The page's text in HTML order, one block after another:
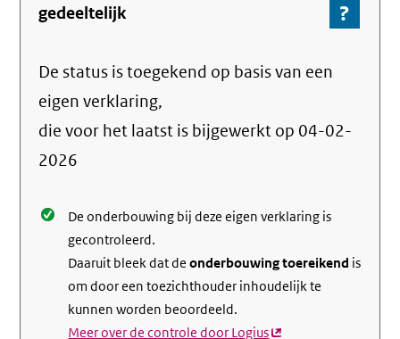
gedeeltelijk
?
Ga
over
De status is toegekend op basis van een
eigen verklaring,
die voor het laatst is bijgewerkt op 04-02-
2026
De onderbouwing bij deze eigen verklaring is
gecontroleerd.
Daaruit bleek dat deonderbouwing toereikend is
om door een toezichthouder inhoudelijk te
kunnen worden beoordeeld.
Meer over de controle door Logius(externe